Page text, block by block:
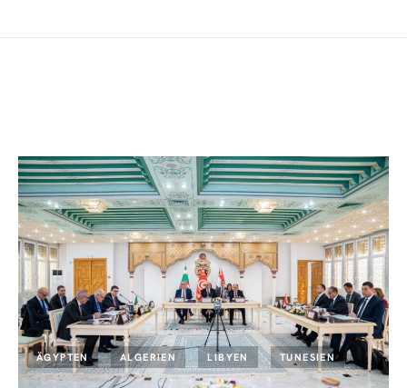
ÄGYPTEN ALGERIEN LIBYEN TUNESIEN